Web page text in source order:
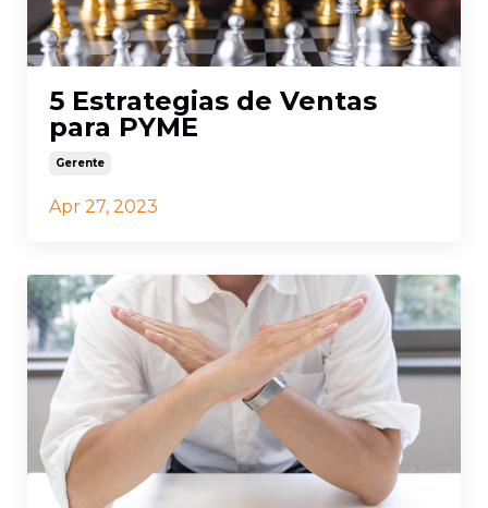
5 Estrategias de Ventas
para PYME
Gerente
Apr 27, 2023